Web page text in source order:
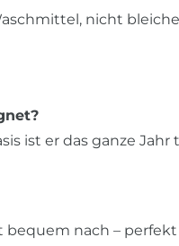
nicht
ist er das ganze Jahr
nach –